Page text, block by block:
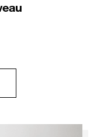
Commencer avec